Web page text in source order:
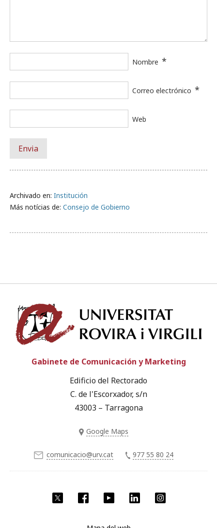
Archivado en: Institución
Más notícias de: Consejo de Gobierno
Nombre *
Correo electrónico *
Web
Twitter Facebook YouTube LinkedIn
Gabinete de Comunicación y Marketing
Edificio del Rectorado
C. de l'Escorxador, s/n
43003 – Tarragona
Google Maps
comunicacio@urv.cat 977 55 80 24